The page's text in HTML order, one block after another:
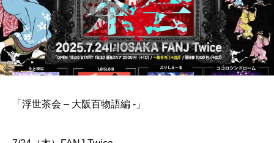
「浮世茶会 – 大阪百物語編 -」